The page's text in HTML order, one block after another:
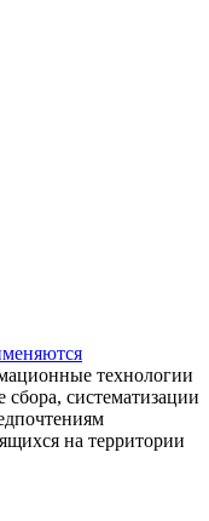
технологии
систематизации
на территории